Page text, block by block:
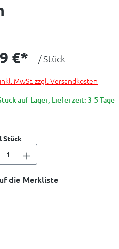
€* / Stück
MwSt. zzgl. Versandkosten
auf Lager, Lieferzeit: 3-5 Tage
Stück
die Merkliste